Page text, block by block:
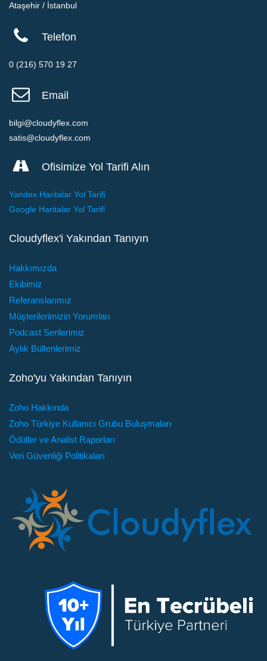
Ataşehir / İstanbul
Telefon
0 (216) 570 19 27
Email
bilgi@cloudyflex.com
satis@cloudyflex.com
Ofisimize Yol Tarifi Alın
Yandex Haritalar Yol Tarifi
Google Haritalar Yol Tarifi
Cloudyflex'i Yakından Tanıyın
Hakkımızda
Ekibimiz
Referanslarımız
Müşterilerimizin Yorumları
Podcast Serilerimiz
Aylık Bültenlerimiz
Zoho'yu Yakından Tanıyın
Zoho Hakkında
Zoho Türkiye Kullanıcı Grubu Buluşmaları
Ödüller ve Analist Raporları
Veri Güvenliği Politikaları